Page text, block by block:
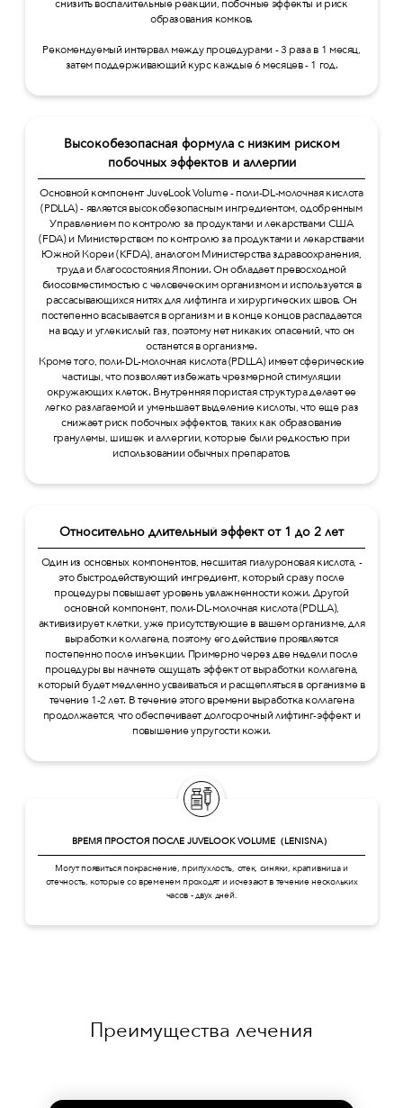
снизить воспалительные реакции, побочные эффекты и риск
образования комков.
Рекомендуемый интервал между процедурами - 3 раза в 1 месяц,
затем поддерживающий курс каждые 6 месяцев - 1 год.
Высокобезопасная формула с низким риском
побочных эффектов и аллергии
Основной компонент JuveLook Volume - поли-DL-молочная кислота
(PDLLA) - является высокобезопасным ингредиентом, одобренным
Управлением по контролю за продуктами и лекарствами США
(FDA) и Министерством по контролю за продуктами и лекарствами
Южной Кореи (KFDA), аналогом Министерства здравоохранения,
труда и благосостояния Японии. Он обладает превосходной
биосовместимостью с человеческим организмом и используется в
рассасывающихся нитях для лифтинга и хирургических швов. Он
постепенно всасывается в организм и в конце концов распадается
на воду и углекислый газ, поэтому нет никаких опасений, что он
останется в организме.
Кроме того, поли-DL-молочная кислота (PDLLA) имеет сферические
частицы, что позволяет избежать чрезмерной стимуляции
окружающих клеток. Внутренняя пористая структура делает ее
легко разлагаемой и уменьшает выделение кислоты, что еще раз
снижает риск побочных эффектов, таких как образование
гранулемы, шишек и аллергии, которые были редкостью при
использовании обычных препаратов.
Относительно длительный эффект от 1 до 2 лет
Один из основных компонентов, несшитая гиалуроновая кислота, -
это быстродействующий ингредиент, который сразу после
процедуры повышает уровень увлажненности кожи. Другой
основной компонент, поли-DL-молочная кислота (PDLLA),
активизирует клетки, уже присутствующие в вашем организме, для
выработки коллагена, поэтому его действие проявляется
постепенно после инъекции. Примерно через две недели после
процедуры вы начнете ощущать эффект от выработки коллагена,
который будет медленно усваиваться и расщепляться в организме в
течение 1-2 лет. В течение этого времени выработка коллагена
продолжается, что обеспечивает долгосрочный лифтинг-эффект и
повышение упругости кожи.
ВРЕМЯ ПРОСТОЯ ПОСЛЕ JUVELOOK VOLUME（LENISNA）
Могут появиться покраснение, припухлость, отек, синяки, крапивница и
отечность, которые со временем проходят и исчезают в течение нескольких
часов - двух дней.
Преимущества лечения